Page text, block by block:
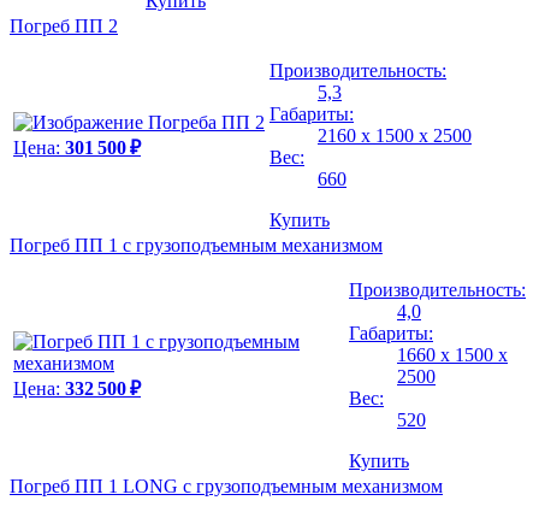
Погреб ПП 2
Цена: 301 500 ₽
Производительность:
5,3
Габариты:
2160 х 1500 х 2500
Вес:
660
Купить
Погреб ПП 1 с грузоподъемным механизмом
Цена: 332 500 ₽
Производительность:
4,0
Габариты:
1660 х 1500 х
2500
Вес:
520
Купить
Погреб ПП 1 LONG с грузоподъемным механизмом